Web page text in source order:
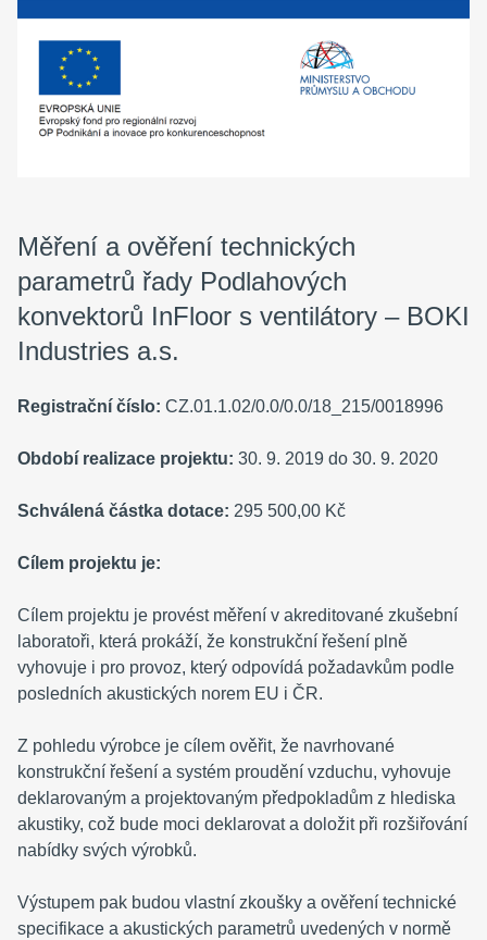
Měření a ověření technických
parametrů řady Podlahových
konvektorů InFloor s ventilátory – BOKI
Industries a.s.
Registrační číslo: CZ.01.1.02/0.0/0.0/18_215/0018996
Období realizace projektu: 30. 9. 2019 do 30. 9. 2020
Schválená částka dotace: 295 500,00 Kč
Cílem projektu je:
Cílem projektu je provést měření v akreditované zkušební
laboratoři, která prokáží, že konstrukční řešení plně
vyhovuje i pro provoz, který odpovídá požadavkům podle
posledních akustických norem EU i ČR.
Z pohledu výrobce je cílem ověřit, že navrhované
konstrukční řešení a systém proudění vzduchu, vyhovuje
deklarovaným a projektovaným předpokladům z hlediska
akustiky, což bude moci deklarovat a doložit při rozšiřování
nabídky svých výrobků.
Výstupem pak budou vlastní zkoušky a ověření technické
specifikace a akustických parametrů uvedených v normě